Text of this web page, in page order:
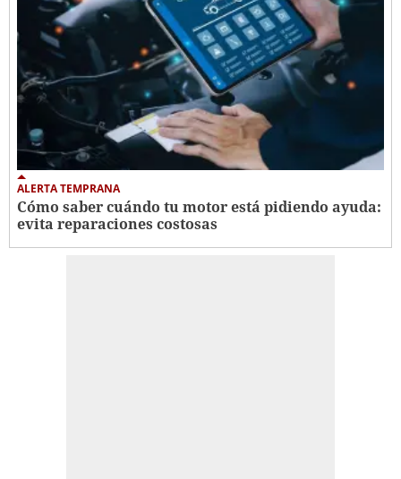
ALERTA TEMPRANA
Cómo saber cuándo tu motor está pidiendo ayuda:
evita reparaciones costosas